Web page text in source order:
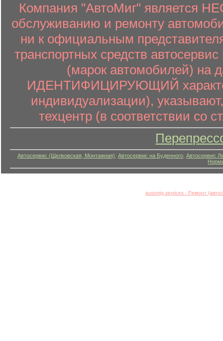
Компания "АвтоМиг" является
обслуживанию и ремонту
ни к официальным
транспортных средств
(марок автомобилей) на
ИДЕНТИФИЦИРУЮЩИЙ характер
индивидуализации),
техцентр (в соответствии со
Автосервис (Щелковская, Монтажная) Автосервис на Буденного Автосервис
automig.services - Ремонт